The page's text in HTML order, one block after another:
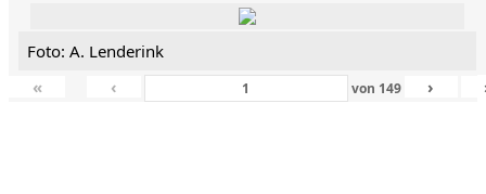
Foto: A. Lenderink
«
‹ von 149 ›